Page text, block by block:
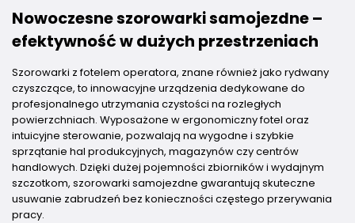
Nowoczesne szorowarki samojezdne –
efektywność w dużych przestrzeniach
Szorowarki z fotelem operatora, znane również jako rydwany
czyszczące, to innowacyjne urządzenia dedykowane do
profesjonalnego utrzymania czystości na rozległych
powierzchniach. Wyposażone w ergonomiczny fotel oraz
intuicyjne sterowanie, pozwalają na wygodne i szybkie
sprzątanie hal produkcyjnych, magazynów czy centrów
handlowych. Dzięki dużej pojemności zbiorników i wydajnym
szczotkom, szorowarki samojezdne gwarantują skuteczne
usuwanie zabrudzeń bez konieczności częstego przerywania
pracy.